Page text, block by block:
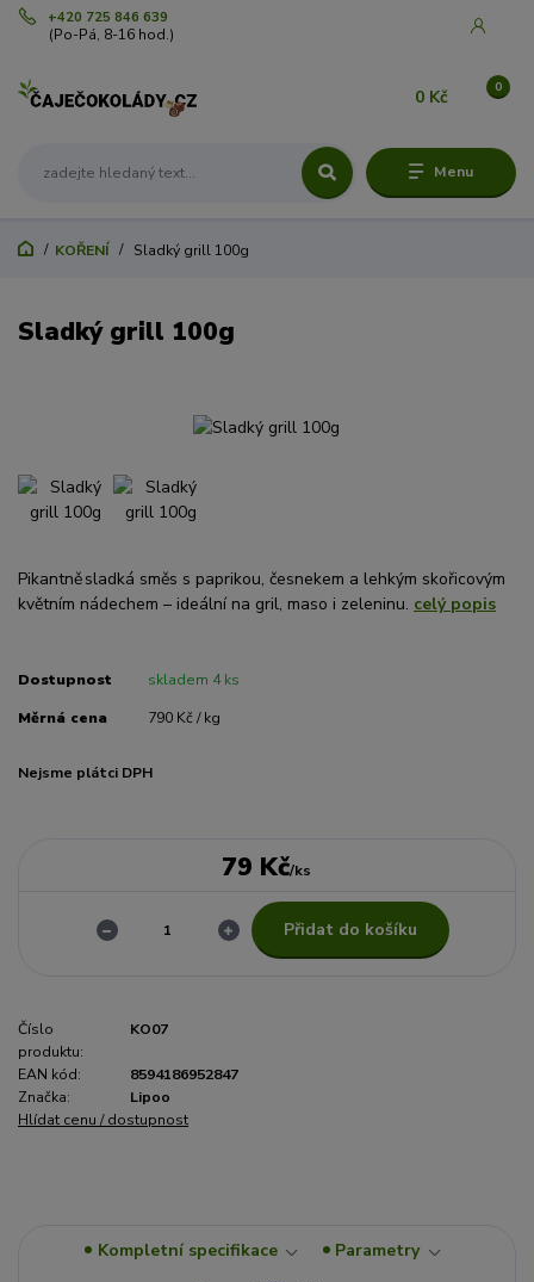
Menu
+420 725 846 639
(Po-Pá, 8-16 hod.)
0
0 Kč
KOŘENÍ Sladký grill 100g
Sladký grill 100g
Pikantně sladká směs s paprikou, česnekem a lehkým skořicovým
květním nádechem – ideální na gril, maso i zeleninu. celý popis
Dostupnost skladem 4 ks
Měrná cena 790 Kč / kg
Nejsme plátci DPH
79 Kč/ks
Přidat do košíku
Číslo
produktu:
KO07
EAN kód:
8594186952847
Značka:
Lipoo
Hlídat cenu / dostupnost
Kompletní specifikace
Parametry